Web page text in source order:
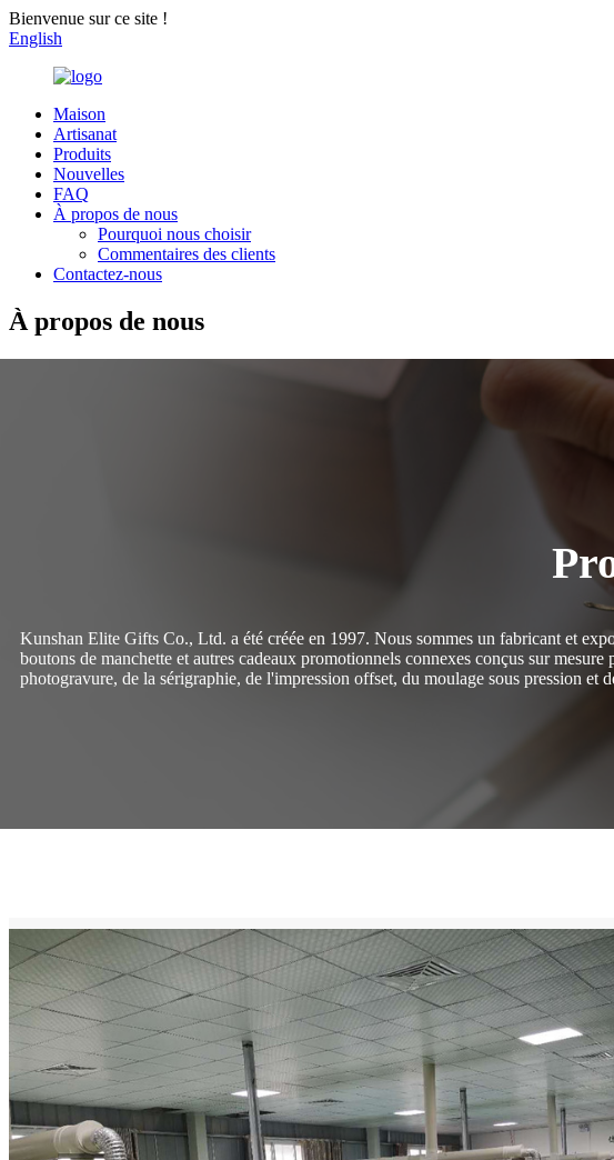
Bienvenue sur ce site !
English
Maison
Artisanat
Produits
Nouvelles
FAQ
À propos de nous
Pourquoi nous choisir
Commentaires des clients
Contactez-nous
À propos de nous
Kunshan Elite Gifts Co., Ltd. a été créée en 1997. Nous sommes un fabricant et
boutons de manchette et autres cadeaux promotionnels connexes conçus sur
photogravure, de la sérigraphie, de l'impression offset, du moulage sous pression et